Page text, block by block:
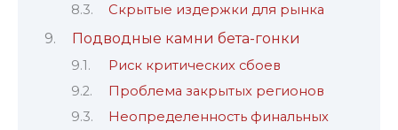
Скрытые издержки для рынка
Подводные камни бета-гонки
Риск критических сбоев
Проблема закрытых регионов
Неопределенность финальных